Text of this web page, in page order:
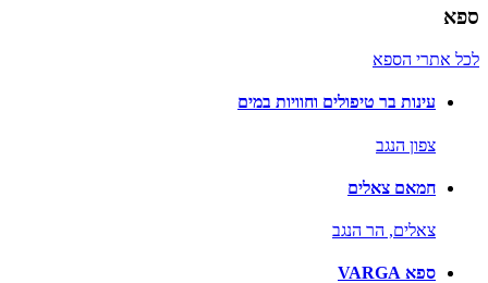
ספא
לכל אתרי הספא
עינות בר טיפולים וחוויות במים
צפון הנגב
חמאם צאלים
צאלים, הר הנגב
ספא VARGA